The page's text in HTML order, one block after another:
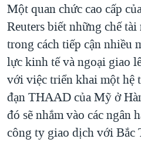
BÊN KIA QUỐC LỘ: TIẾNG
QUAN HỆ VIỆT MỸ
Một quan chức cao cấp
Reuters biết những chế
trong cách tiếp cận nhiều
lực kinh tế và ngoại giao
với việc triển khai một hệ
đạn THAAD của Mỹ ở
đó sẽ nhắm vào các ngân
công ty giao dịch với Bắc